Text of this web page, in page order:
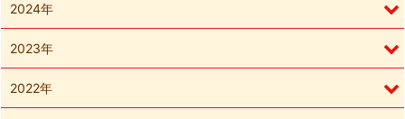
2024年
2023年
2022年